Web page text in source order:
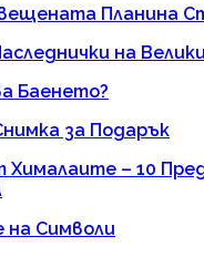
Планина
на
Баенето?
за Подарък
Хималаите – 10
Символи